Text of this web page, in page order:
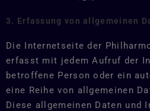
3. Erfassung von allgemeinen
Die Internetseite der
erfasst mit jedem Aufruf der
betroffene Person oder ein
eine Reihe von allgemeinen
Diese allgemeinen Daten und